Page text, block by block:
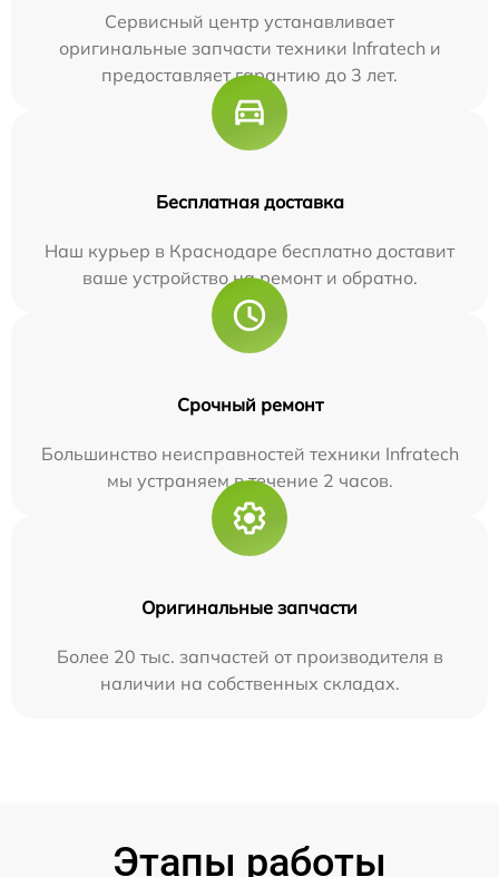
Сервисный центр устанавливает
оригинальные запчасти техники Infratech и
предоставляет гарантию до 3 лет.
Бесплатная доставка
Наш курьер в Краснодаре бесплатно доставит
ваше устройство на ремонт и обратно.
Срочный ремонт
Большинство неисправностей техники Infratech
мы устраняем в течение 2 часов.
Оригинальные запчасти
Более 20 тыс. запчастей от производителя в
наличии на собственных складах.
Этапы работы